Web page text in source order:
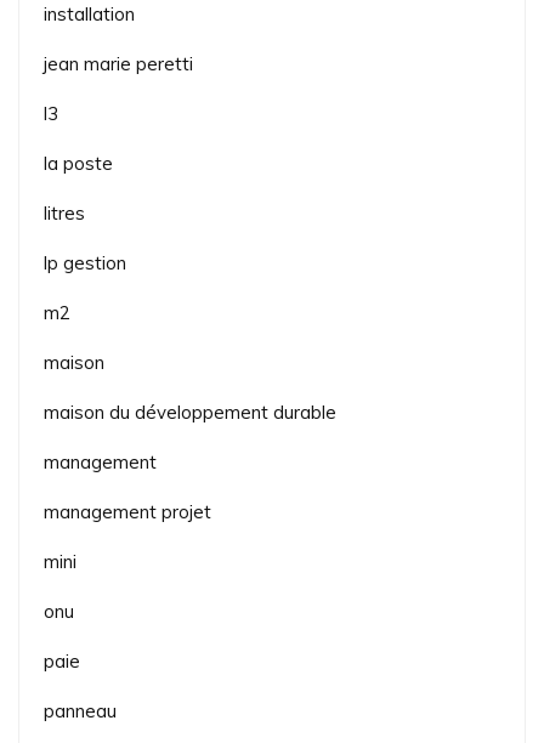
installation
jean marie peretti
l3
la poste
litres
lp gestion
m2
maison
maison du développement durable
management
management projet
mini
onu
paie
panneau